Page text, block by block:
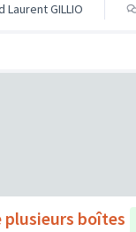
Laurent GILLIO
plusieurs boîtes